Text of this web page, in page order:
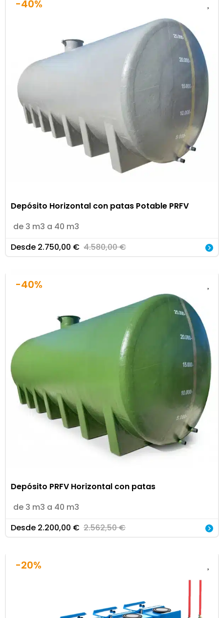
-40%
Depósito Horizontal con patas Potable PRFV
de 3 m3 a 40 m3
Desde 2.750,00 € 4.580,00€
-40%
Depósito PRFV Horizontal con patas
de 3 m3 a 40 m3
Desde 2.200,00 € 2.562,50€
-20%